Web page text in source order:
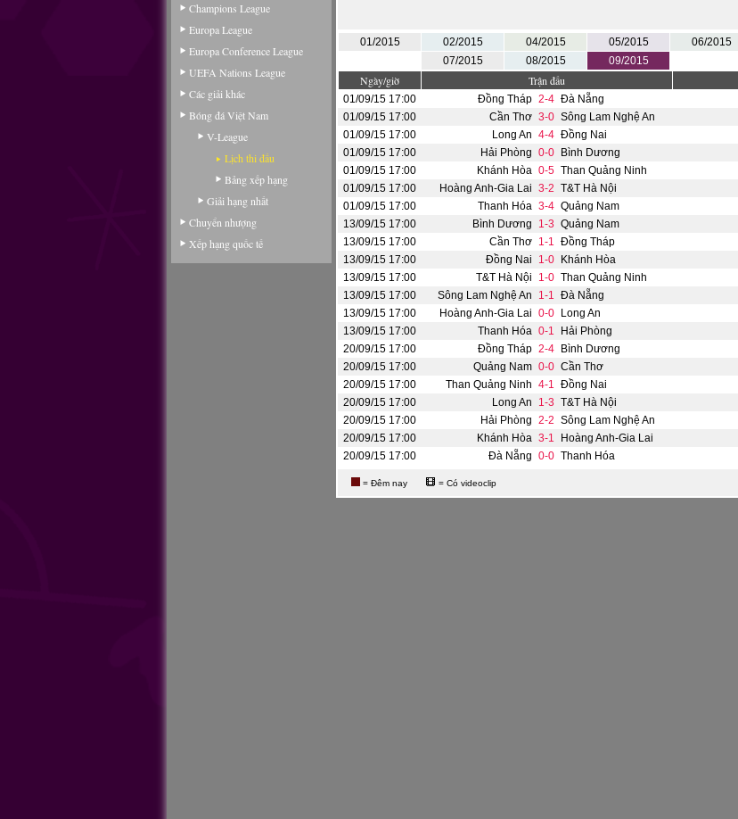
Champions League
Europa League
Europa Conference League
UEFA Nations League
Các giải khác
Bóng đá Việt Nam
V-League
Lịch thi đấu
Bảng xếp hạng
Giải hạng nhất
Chuyển nhượng
Xếp hạng quốc tế
01/2015 02/2015 04/2015 05/2015
06/2015
07/2015
08/2015 09/2015
Ngày/giờ Trận đấu
01/09/15 17:00 Đồng Tháp 2-4 Đà Nẵng
01/09/15 17:00
Cần Thơ 3-0 Sông Lam Nghệ An
01/09/15 17:00
Long An 4-4 Đồng Nai
01/09/15 17:00
Hải Phòng 0-0
Bình Dương
01/09/15 17:00
Khánh Hòa 0-5 Than Quảng Ninh
01/09/15 17:00
Hoàng Anh-Gia Lai 3-2 T&T Hà Nội
01/09/15 17:00
Thanh Hóa 3-4 Quảng Nam
13/09/15 17:00
Bình Dương 1-3 Quảng Nam
13/09/15 17:00
Cần Thơ 1-1 Đồng Tháp
13/09/15 17:00
Đồng Nai 1-0
Khánh Hòa
13/09/15 17:00
T&T Hà Nội 1-0 Than Quảng Ninh
13/09/15 17:00
Sông Lam Nghệ An 1-1 Đà Nẵng
13/09/15 17:00
Hoàng Anh-Gia Lai 0-0
Long An
13/09/15 17:00
Thanh Hóa 0-1
Hải Phòng
20/09/15 17:00
Đồng Tháp 2-4
Bình Dương
20/09/15 17:00
Quảng Nam 0-0 Cần Thơ
20/09/15 17:00
Than Quảng Ninh 4-1 Đồng Nai
20/09/15 17:00
Long An 1-3 T&T Hà Nội
20/09/15 17:00
Hải Phòng 2-2 Sông Lam Nghệ An
20/09/15 17:00
Khánh Hòa 3-1
Hoàng Anh-Gia Lai
20/09/15 17:00
Đà Nẵng 0-0 Thanh Hóa
= Đêm nay = Có videoclip